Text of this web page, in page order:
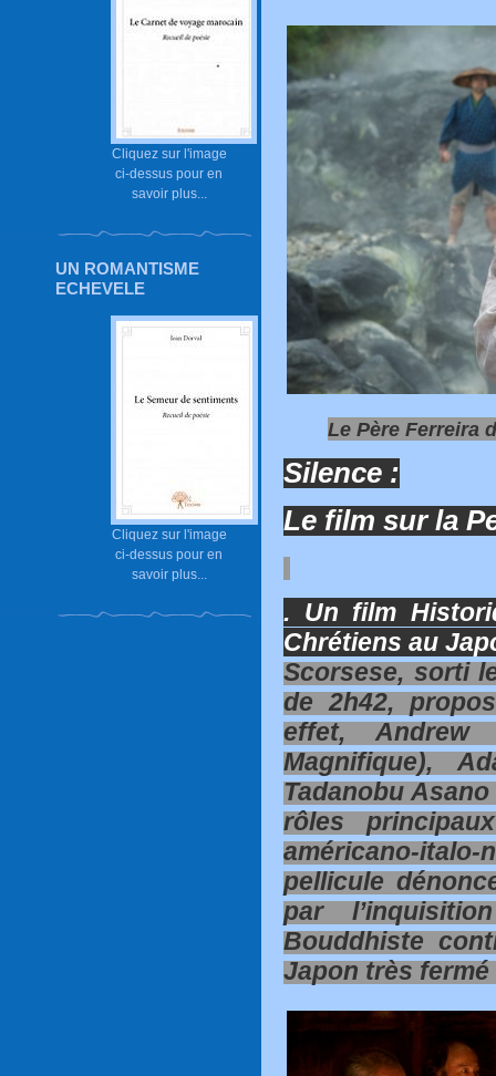
Cliquez sur l'image
ci-dessus pour en
savoir plus...
UN ROMANTISME
ECHEVELE
Cliquez sur l'image
ci-dessus pour en
savoir plus...
Le Père Ferreira
Silence :
Le film sur la
. Un film
Chrétiens au
Scorsese, sorti
de 2h42,
effet,
Magnifique),
Tadanobu
rôles
américano-
pellicule
par
Bouddhiste
Japon très fermé